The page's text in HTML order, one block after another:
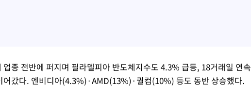
종 전반에 퍼지며 필라델피아 반도체지수도 4.3% 급등, 18거래일 연속
어갔다. 엔비디아(4.3%)·AMD(13%)·퀄컴(10%) 등도 동반 상승했다.